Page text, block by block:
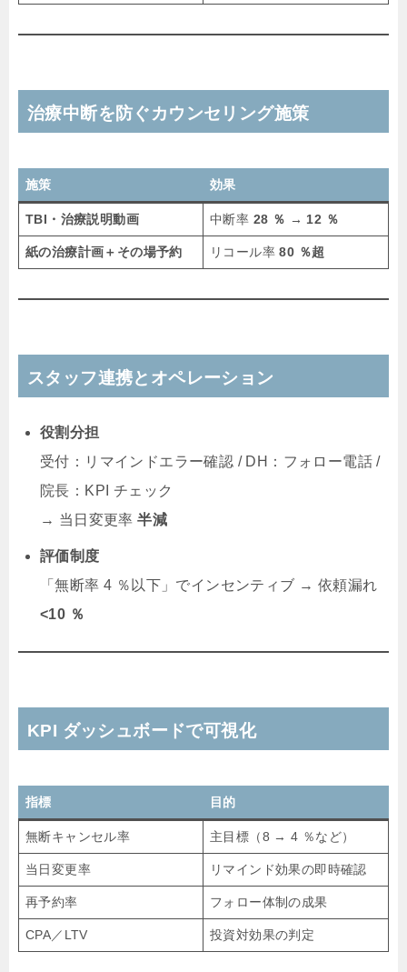
治療中断を防ぐカウンセリング施策
施策 効果
TBI・治療説明動画 中断率 28 ％ → 12 ％
紙の治療計画＋その場予約 リコール率80 ％超
スタッフ連携とオペレーション
役割分担
受付：リマインドエラー確認 / DH：フォロー電話 /
院長：KPI チェック
→ 当日変更率半減
評価制度
「無断率 4 ％以下」でインセンティブ → 依頼漏れ
<10 ％
KPI ダッシュボードで可視化
指標 目的
無断キャンセル率 主目標（8 → 4 ％など）
当日変更率 リマインド効果の即時確認
再予約率 フォロー体制の成果
CPA／LTV 投資対効果の判定